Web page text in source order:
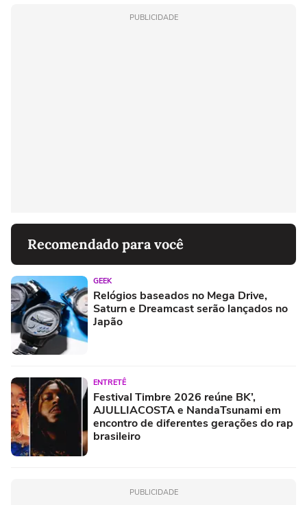
PUBLICIDADE
Recomendado para você
GEEK
Relógios baseados no Mega Drive,
Saturn e Dreamcast serão lançados no
Japão
ENTRETÊ
Festival Timbre 2026 reúne BK’,
AJULLIACOSTA e NandaTsunami em
encontro de diferentes gerações do rap
brasileiro
PUBLICIDADE